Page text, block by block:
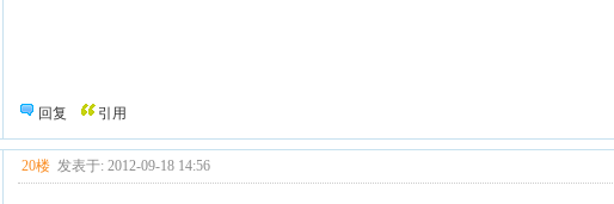
回复 引用
20楼 发表于: 2012-09-18 14:56